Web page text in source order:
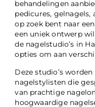
behandelingen
pedicures, gelnagels,
op zoek bent naar
een uniek ontwerp
de nagelstudio’s in
opties om aan
Deze studio’s
nagelstylisten die
van prachtige
hoogwaardige